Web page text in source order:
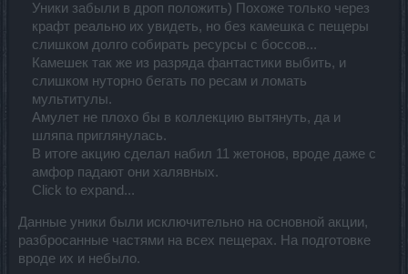
Уники забыли в дроп положить) Похоже только через
крафт реально их увидеть, но без камешка с пещеры
слишком долго собирать ресурсы с боссов...
Камешек так же из разряда фантастики выбить, и
слишком нуторно бегать по ресам и ломать
мультитулы.
Амулет не плохо бы в коллекцию вытянуть, да и
шляпа приглянулась.
В итоге акцию сделал набил 11 жетонов, вроде даже с
амфор падают они халявных.
Click to expand...
Данные уники были исключительно на основной акции,
разбросанные частями на всех пещерах. На подготовке
вроде их и небыло.